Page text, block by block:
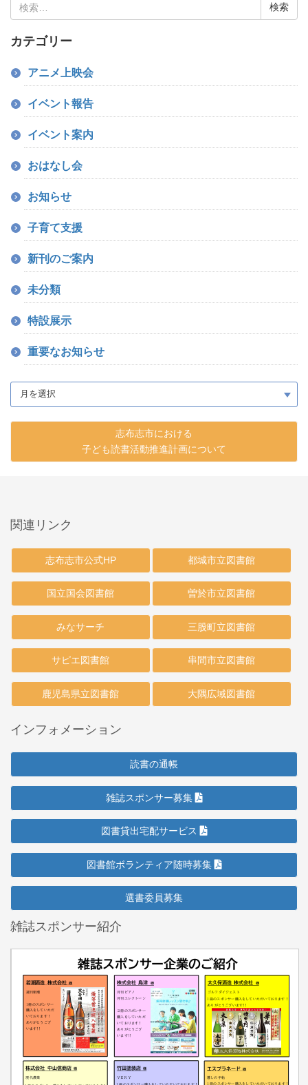
索:
カテゴリー
アニメ上映会
イベント報告
イベント案内
おはなし会
お知らせ
子育て支援
新刊のご案内
未分類
特設展示
重要なお知らせ
志布志市における
子ども読書活動推進計画について
関連リンク
志布志市公式HP
国立国会図書館
みなサーチ
サピエ図書館
鹿児島県立図書館
都城市立図書館
曽於市立図書館
三股町立図書館
串間市立図書館
大隅広域図書館
インフォメーション
読書の通帳
雑誌スポンサー募集
図書貸出宅配サービス
図書館ボランティア随時募集
選書委員募集
雑誌スポンサー紹介